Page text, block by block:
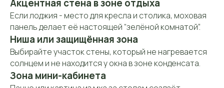
Акцентная стена в зоне отдыха
Если лоджия - место для кресла и столика, моховая
панель делает её настоящей “зелёной комнатой”.
Ниша или защищённая зона
Выбирайте участок стены, который не нагревается
солнцем и не находится у окна в зоне конденсата.
Зона мини-кабинета